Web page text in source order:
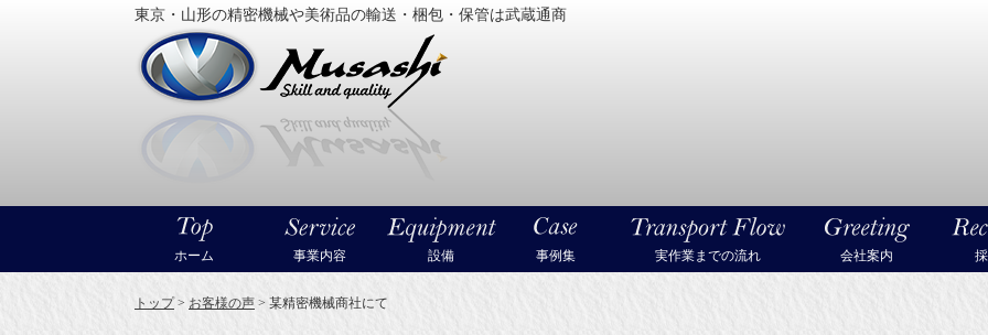
東京・山形の精密機械や美術品の輸送・梱包・保管は武蔵通商
ホーム 事業内容 設備 事例集 実作業までの流れ 会社案内
トップ> お客様の声 > 某精密機械商社にて